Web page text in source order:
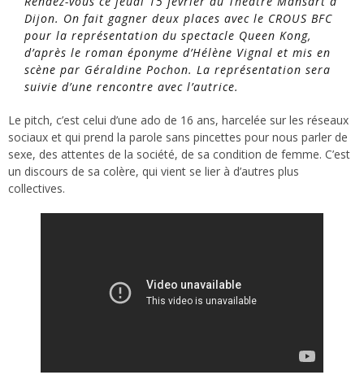
Dijon. On fait gagner deux places avec le CROUS BFC
pour la représentation du spectacle Queen Kong,
d’après le roman éponyme d’Hélène Vignal et mis en
scène par Géraldine Pochon. La représentation sera
suivie d’une rencontre avec l’autrice.
Le pitch, c’est celui d’une ado de 16 ans, harcelée sur les réseaux
sociaux et qui prend la parole sans pincettes pour nous parler de
sexe, des attentes de la société, de sa condition de femme. C’est
un discours de sa colère, qui vient se lier à d’autres plus
collectives.